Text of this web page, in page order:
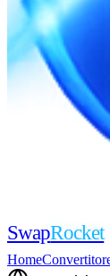
SwapRocket
Home